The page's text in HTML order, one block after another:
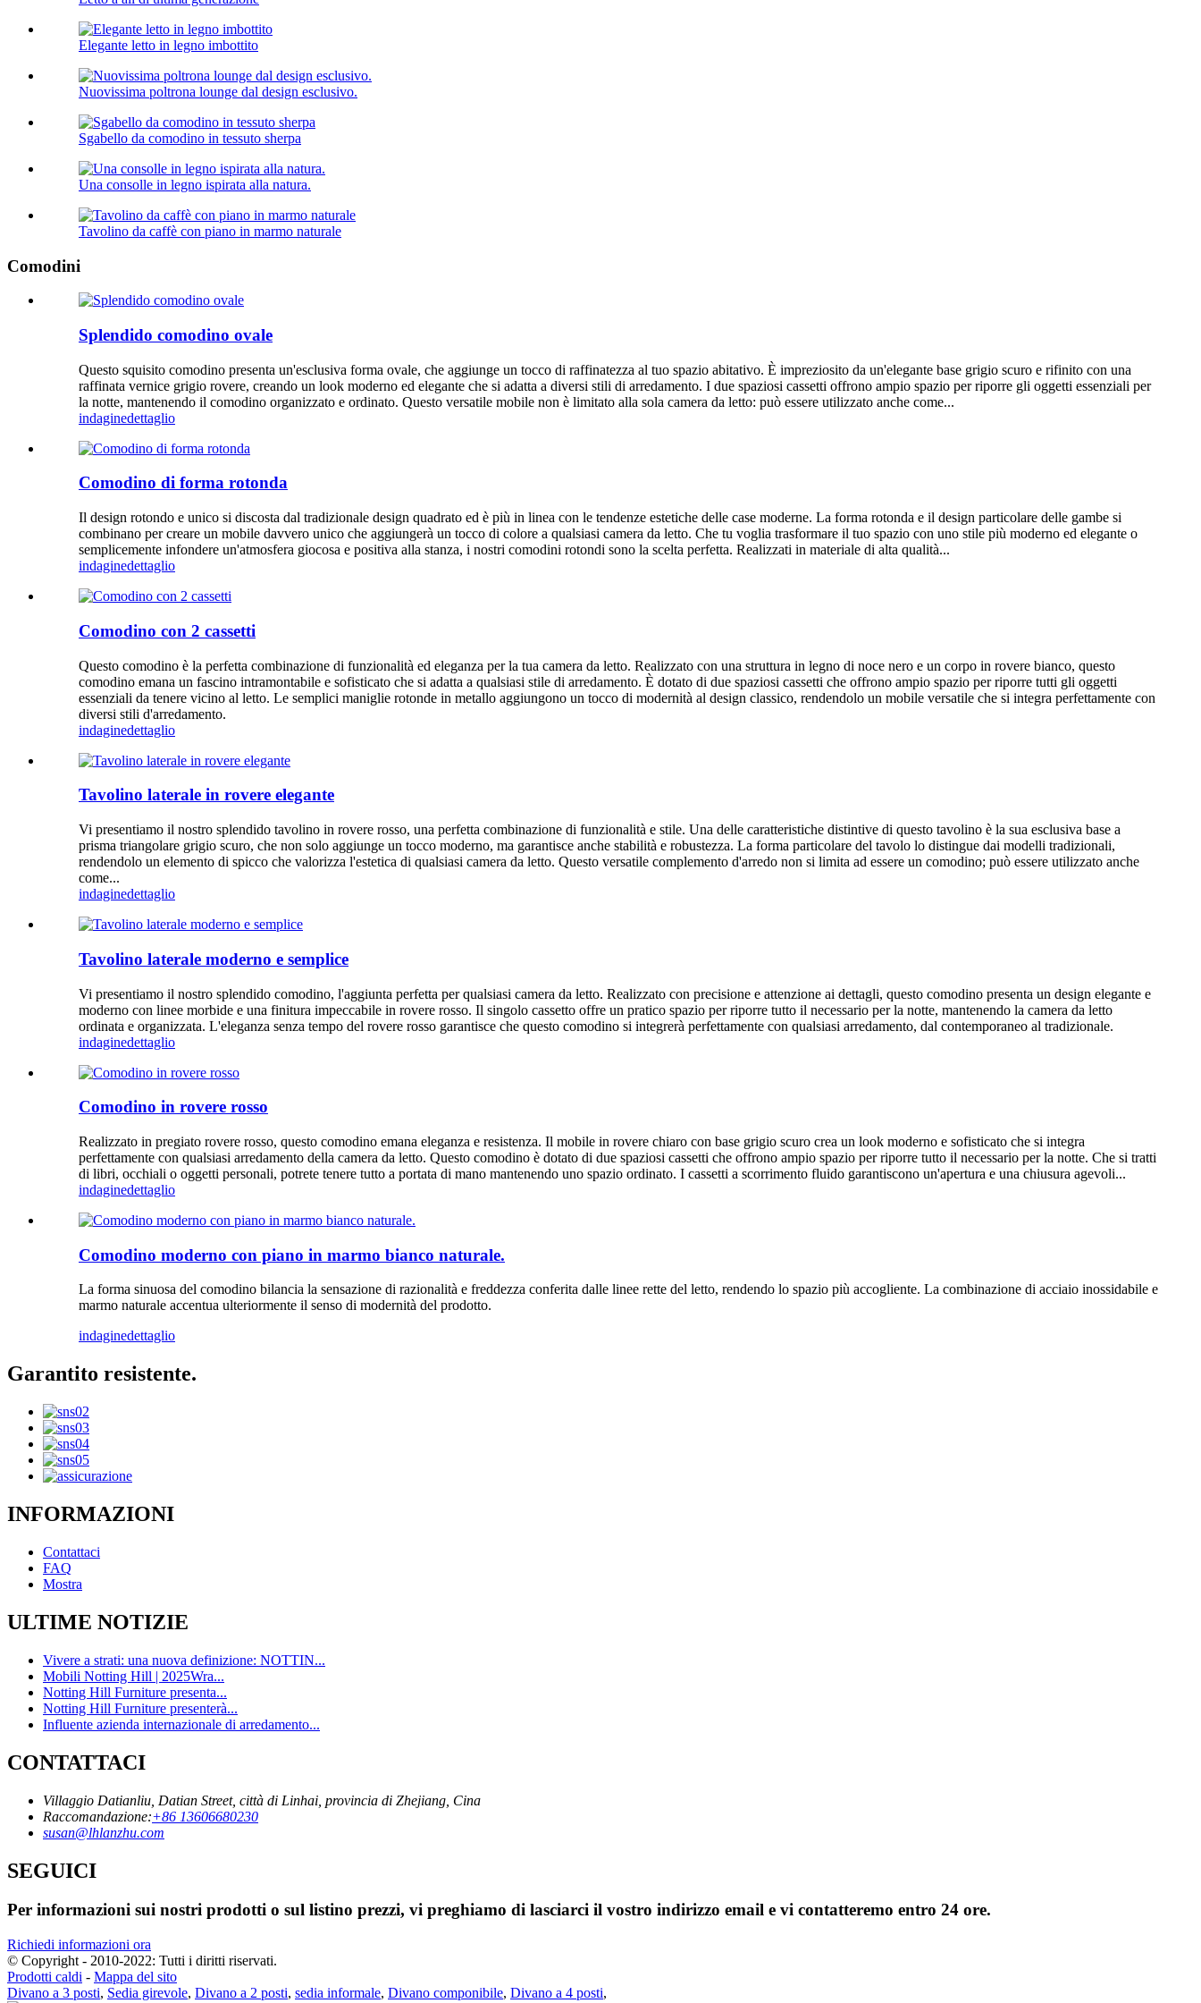
Elegante letto in legno imbottito
Nuovissima poltrona lounge dal design esclusivo.
Sgabello da comodino in tessuto sherpa
Una consolle in legno ispirata alla natura.
Tavolino da caffè con piano in marmo naturale
Comodini
Splendido comodino ovale
Questo squisito comodino presenta un'esclusiva forma ovale, che aggiunge un tocco di raffinatezza al tuo spazio abitativo. È impreziosito da un'elegante base grigio scuro e rifinito con una
raffinata vernice grigio rovere, creando un look moderno ed elegante che si adatta a diversi stili di arredamento. I due spaziosi cassetti offrono ampio spazio per riporre gli oggetti essenziali per
la notte, mantenendo il comodino organizzato e ordinato. Questo versatile mobile non è limitato alla sola camera da letto: può essere utilizzato anche come...
indaginedettaglio
Comodino di forma rotonda
Il design rotondo e unico si discosta dal tradizionale design quadrato ed è più in linea con le tendenze estetiche delle case moderne. La forma rotonda e il design particolare delle gambe si
combinano per creare un mobile davvero unico che aggiungerà un tocco di colore a qualsiasi camera da letto. Che tu voglia trasformare il tuo spazio con uno stile più moderno ed elegante o
semplicemente infondere un'atmosfera giocosa e positiva alla stanza, i nostri comodini rotondi sono la scelta perfetta. Realizzati in materiale di alta qualità...
indaginedettaglio
Comodino con 2 cassetti
Questo comodino è la perfetta combinazione di funzionalità ed eleganza per la tua camera da letto. Realizzato con una struttura in legno di noce nero e un corpo in rovere bianco, questo
comodino emana un fascino intramontabile e sofisticato che si adatta a qualsiasi stile di arredamento. È dotato di due spaziosi cassetti che offrono ampio spazio per riporre tutti gli oggetti
essenziali da tenere vicino al letto. Le semplici maniglie rotonde in metallo aggiungono un tocco di modernità al design classico, rendendolo un mobile versatile che si integra perfettamente con
diversi stili d'arredamento.
indaginedettaglio
Tavolino laterale in rovere elegante
Vi presentiamo il nostro splendido tavolino in rovere rosso, una perfetta combinazione di funzionalità e stile. Una delle caratteristiche distintive di questo tavolino è la sua esclusiva base a
prisma triangolare grigio scuro, che non solo aggiunge un tocco moderno, ma garantisce anche stabilità e robustezza. La forma particolare del tavolo lo distingue dai modelli tradizionali,
rendendolo un elemento di spicco che valorizza l'estetica di qualsiasi camera da letto. Questo versatile complemento d'arredo non si limita ad essere un comodino; può essere utilizzato anche
come...
indaginedettaglio
Tavolino laterale moderno e semplice
Vi presentiamo il nostro splendido comodino, l'aggiunta perfetta per qualsiasi camera da letto. Realizzato con precisione e attenzione ai dettagli, questo comodino presenta un design elegante e
moderno con linee morbide e una finitura impeccabile in rovere rosso. Il singolo cassetto offre un pratico spazio per riporre tutto il necessario per la notte, mantenendo la camera da letto
ordinata e organizzata. L'eleganza senza tempo del rovere rosso garantisce che questo comodino si integrerà perfettamente con qualsiasi arredamento, dal contemporaneo al tradizionale.
indaginedettaglio
Comodino in rovere rosso
Realizzato in pregiato rovere rosso, questo comodino emana eleganza e resistenza. Il mobile in rovere chiaro con base grigio scuro crea un look moderno e sofisticato che si integra
perfettamente con qualsiasi arredamento della camera da letto. Questo comodino è dotato di due spaziosi cassetti che offrono ampio spazio per riporre tutto il necessario per la notte. Che si tratti
di libri, occhiali o oggetti personali, potrete tenere tutto a portata di mano mantenendo uno spazio ordinato. I cassetti a scorrimento fluido garantiscono un'apertura e una chiusura agevoli...
indaginedettaglio
Comodino moderno con piano in marmo bianco naturale.
La forma sinuosa del comodino bilancia la sensazione di razionalità e freddezza conferita dalle linee rette del letto, rendendo lo spazio più accogliente. La combinazione di acciaio inossidabile e
marmo naturale accentua ulteriormente il senso di modernità del prodotto.
indaginedettaglio
Garantito resistente.
INFORMAZIONI
Contattaci
FAQ
Mostra
ULTIME NOTIZIE
Vivere a strati: una nuova definizione: NOTTIN...
Mobili Notting Hill | 2025Wra...
Notting Hill Furniture presenta...
Notting Hill Furniture presenterà...
Influente azienda internazionale di arredamento...
CONTATTACI
Villaggio Datianliu, Datian Street, città di Linhai, provincia di Zhejiang, Cina
Raccomandazione:+86 13606680230
susan@lhlanzhu.com
SEGUICI
Per informazioni sui nostri prodotti o sul listino prezzi, vi preghiamo di lasciarci il vostro indirizzo email e vi contatteremo entro 24 ore.
Richiedi informazioni ora
© Copyright - 2010-2022: Tutti i diritti riservati.
Prodotti caldi - Mappa del sito
Divano a 3 posti, Sedia girevole, Divano a 2 posti, sedia informale, Divano componibile, Divano a 4 posti,